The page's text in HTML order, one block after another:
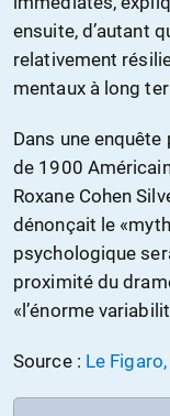
ensuite, d’autant
relativement
mentaux à long
Dans une
de 1900
Roxane Cohen
dénonçait le
psychologique
proximité du
«l’énorme
Source : Le